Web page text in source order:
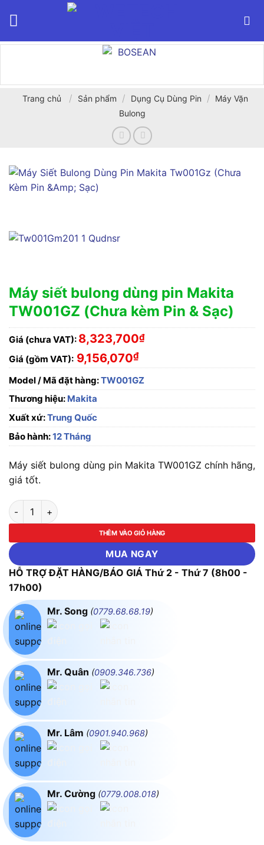
Trang chủ / Sản phẩm / Dụng Cụ Dùng Pin / Máy Vặn
Bulong
Máy siết bulong dùng pin Makita
TW001GZ (Chưa kèm Pin & Sạc)
Giá (chưa VAT): 8,323,700₫
Giá (gồm VAT): 9,156,070₫
Model / Mã đặt hàng:TW001GZ
Thương hiệu: Makita
Xuất xứ:Trung Quốc
Bảo hành:12 Tháng
Máy siết bulong dùng pin Makita TW001GZ chính hãng,
giá tốt.
Máy siết bulong dùng pin Makita TW001GZ (Chưa kèm Pin &
THÊM VÀO GIỎ HÀNG
MUA NGAY
HỖ TRỢ ĐẶT HÀNG/BÁO GIÁ Thứ 2 - Thứ 7 (8h00 -
17h00)
Mr. Song (0779.68.68.19)
Mr. Quân (0909.346.736)
Mr. Lâm (0901.940.968)
Mr. Cường (0779.008.018)